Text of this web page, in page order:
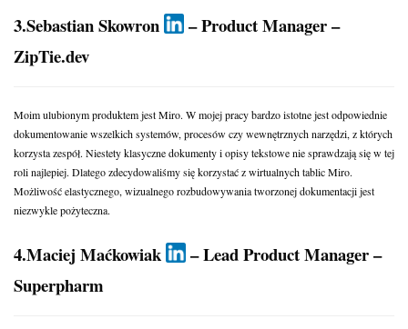
3.Sebastian Skowron
– Product Manager –
ZipTie.dev
Moim ulubionym produktem jest Miro. W mojej pracy bardzo istotne jest odpowiednie
dokumentowanie wszelkich systemów, procesów czy wewnętrznych narzędzi, z których
korzysta zespół. Niestety klasyczne dokumenty i opisy tekstowe nie sprawdzają się w tej
roli najlepiej. Dlatego zdecydowaliśmy się korzystać z wirtualnych tablic Miro.
Możliwość elastycznego, wizualnego rozbudowywania tworzonej dokumentacji jest
niezwykle pożyteczna.
4.Maciej Maćkowiak
– Lead Product Manager –
Superpharm